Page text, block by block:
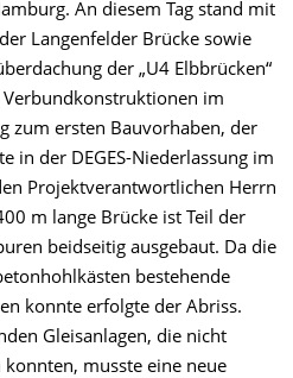
An diesem Tag stand mit
Langenfelder Brücke sowie
der „U4 Elbbrücken“
im
zum ersten Bauvorhaben, der
in der DEGES-Niederlassung im
Projektverantwortlichen Herrn
m lange Brücke ist Teil der
beidseitig ausgebaut. Da die
bestehende
konnte erfolgte der Abriss.
Gleisanlagen, die nicht
musste eine neue